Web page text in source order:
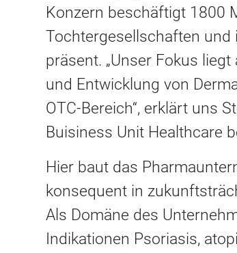
Konzern beschäftigt 1800
Tochtergesellschaften und
präsent. „Unser Fokus
und Entwicklung von
OTC-Bereich“, erklärt uns
Buisiness Unit Healthcare
Hier baut das
konsequent in
Als Domäne des
Indikationen Psoriasis,